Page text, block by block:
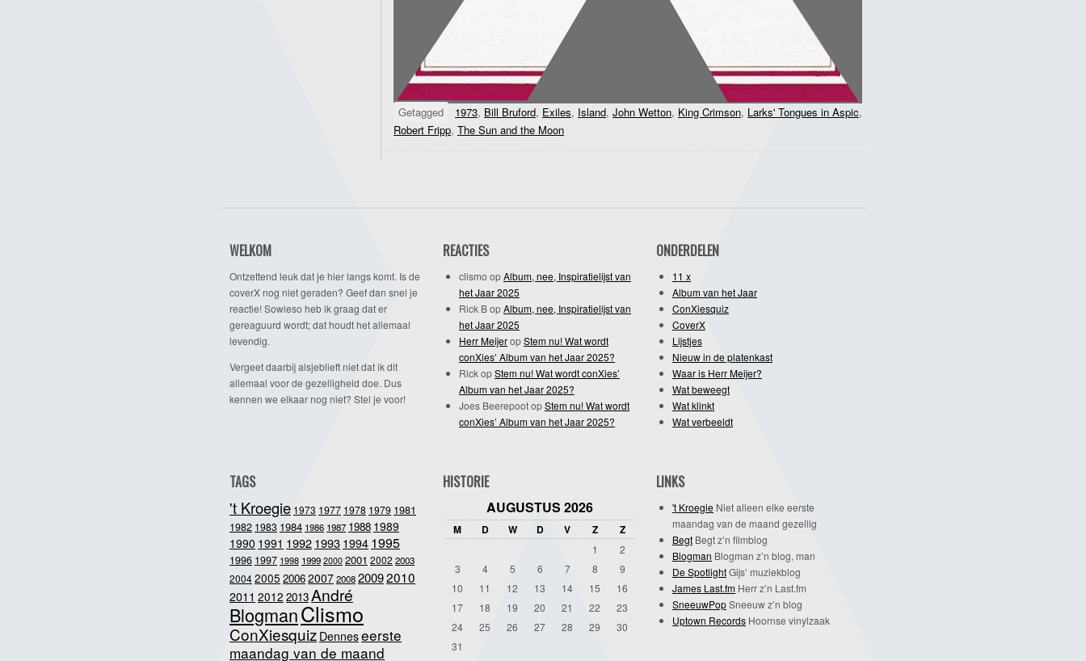
Getagged 1973, Bill Bruford, Exiles, Island, John Wetton, King Crimson, Larks' Tongues in Aspic,
Robert Fripp, The Sun and the Moon
WELKOM
Ontzettend leuk dat je hier langs komt. Is de
coverX nog niet geraden? Geef dan snel je
reactie! Sowieso heb ik graag dat er
gereaguurd wordt; dat houdt het allemaal
levendig.
Vergeet daarbij alsjeblieft niet dat ik dit
allemaal voor de gezelligheid doe. Dus
kennen we elkaar nog niet? Stel je voor!
REACTIES
clismo opAlbum, nee, Inspiratielijst van
het Jaar 2025
Rick BopAlbum, nee, Inspiratielijst van
het Jaar 2025
Herr MeijeropStem nu! Wat wordt
conXies’ Album van het Jaar 2025?
RickopStem nu! Wat wordt conXies’
Album van het Jaar 2025?
Joes BeerepootopStem nu! Wat wordt
conXies’ Album van het Jaar 2025?
ONDERDELEN
11 x
Album van het Jaar
ConXiesquiz
CoverX
Lijstjes
Nieuw in de platenkast
Waar is Herr Meijer?
Wat beweegt
Wat klinkt
Wat verbeeldt
TAGS
't Kroegie 1973 1977 1978 1979 1981
1982 1983 1984 1986 1987 1988 1989
1990 1991 19921993 1994 1995
1996 1997 1998 1999 2000 2001 2002 2003
20042005 20062007200820092010
2011 2012 2013André
BlogmanClismo
ConXiesquiz Denneseerste
maandag van de maand
HISTORIE
AUGUSTUS 2026
M D W D V Z Z
1
2
3
4 5 6 7 8
9
10
11 12 13 14 15
16
17
18 19 20 21 22
23
24
25 26 27 28 29
30
31
LINKS
't Kroegie Niet alleen elke eerste
maandag van de maand gezellig
Begt Begt z’n filmblog
Blogman Blogman z’n blog, man
De SpotlightGijs’ muziekblog
James Last.fm Herr z’n Last.fm
SneeuwPopSneeuw z’n blog
Uptown Records Hoornse vinylzaak